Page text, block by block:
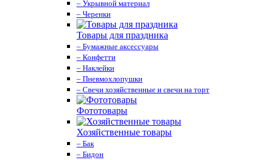
– Укрывной материал
– Черенки
Товары для праздника
– Бумажные аксессуары
– Конфетти
– Наклейки
– Пневмохлопушки
– Свечи хозяйственные и свечи на торт
Фототовары
Хозяйственные товары
– Бак
– Бидон